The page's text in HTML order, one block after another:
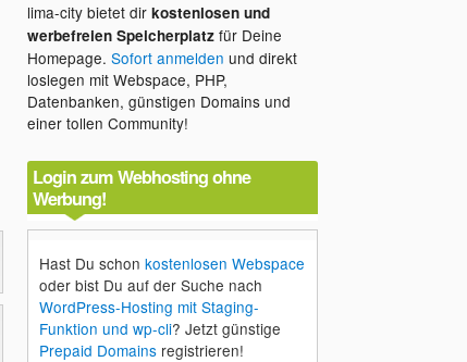
lima-city bietet dir kostenlosen und
werbefreien Speicherplatzfür Deine
Homepage. Sofort anmelden und direkt
loslegen mit Webspace, PHP,
Datenbanken, günstigen Domains und
einer tollen Community!
Login zum Webhosting ohne
Werbung!
Hast Du schon kostenlosen Webspace
oder bist Du auf der Suche nach
WordPress-Hosting mit Staging-
Funktion und wp-cli? Jetzt günstige
Prepaid Domainsregistrieren!